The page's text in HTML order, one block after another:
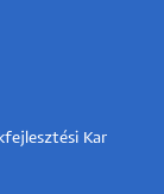
Kar